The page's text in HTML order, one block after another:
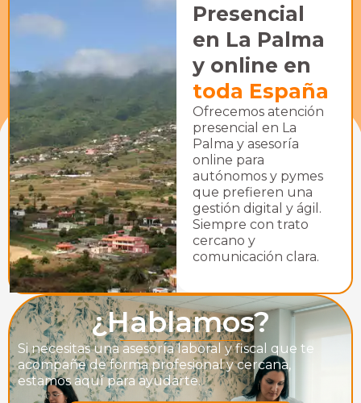
Presencial
en La Palma
y online en
toda España
Ofrecemos atención
presencial en La
Palma y asesoría
online para
autónomos y pymes
que prefieren una
gestión digital y ágil.
Siempre con trato
cercano y
comunicación clara.
¿Hablamos?
Si necesitas una asesoría laboral y fiscal que te
acompañe de forma profesional y cercana,
estamos aquí para ayudarte.